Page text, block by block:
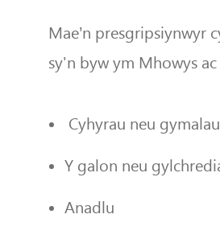
Mae’n presgripsiynwyr
sy'n byw ym Mhowys
Cyhyrau neu gymalau
Y galon neu
Anadlu